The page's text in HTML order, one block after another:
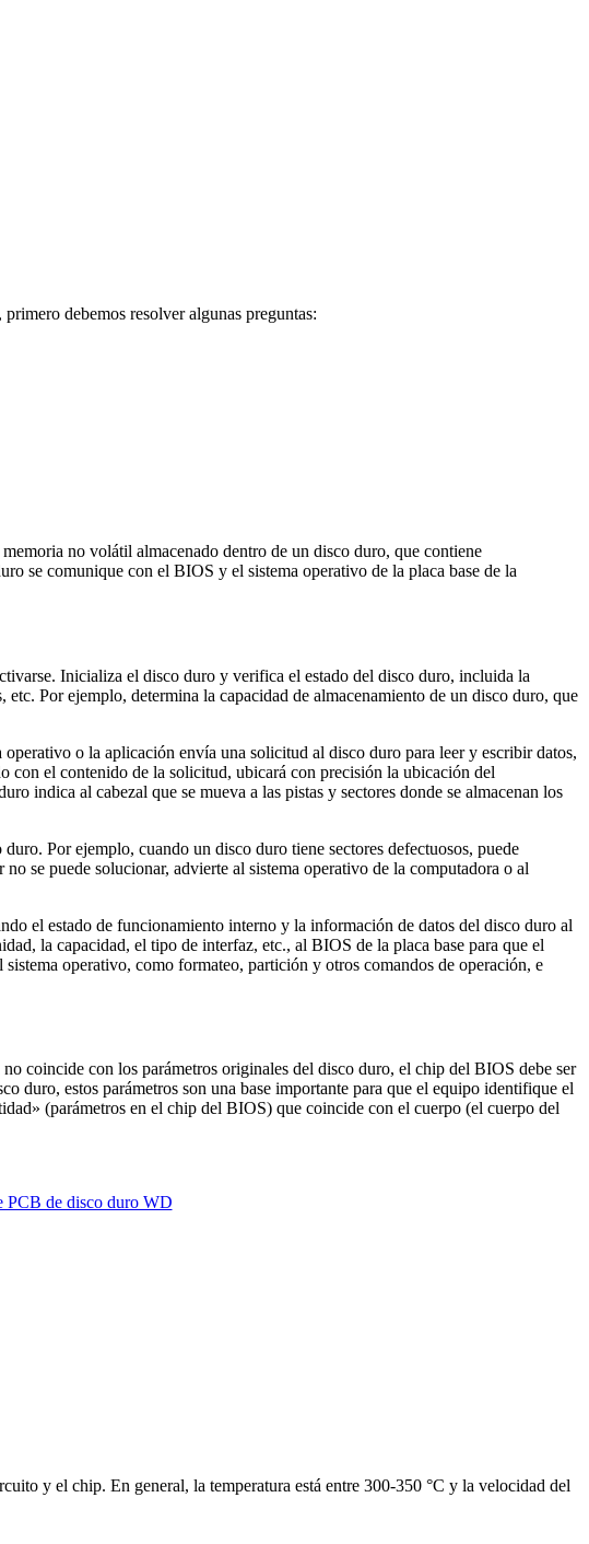
, primero debemos resolver algunas preguntas:
no volátil almacenado dentro de un disco duro, que contiene
se comunique con el BIOS y el sistema operativo de la placa base de la
Inicializa el disco duro y verifica el estado del disco duro, incluida la
Por ejemplo, determina la capacidad de almacenamiento de un disco duro, que
o la aplicación envía una solicitud al disco duro para leer y escribir datos,
con el contenido de la solicitud, ubicará con precisión la ubicación del
indica al cabezal que se mueva a las pistas y sectores donde se almacenan los
Por ejemplo, cuando un disco duro tiene sectores defectuosos, puede
se puede solucionar, advierte al sistema operativo de la computadora o al
el estado de funcionamiento interno y la información de datos del disco duro al
la capacidad, el tipo de interfaz, etc., al BIOS de la placa base para que el
operativo, como formateo, partición y otros comandos de operación, e
coincide con los parámetros originales del disco duro, el chip del BIOS debe ser
duro, estos parámetros son una base importante para que el equipo identifique el
(parámetros en el chip del BIOS) que coincide con el cuerpo (el cuerpo del
y el chip. En general, la temperatura está entre 300-350 °C y la velocidad del